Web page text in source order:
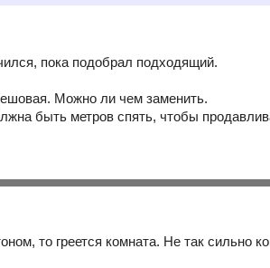
пока подобрал подходящий.
Можно ли чем заменить.
быть метров спять, чтобы
то греется комната. Не так сильно